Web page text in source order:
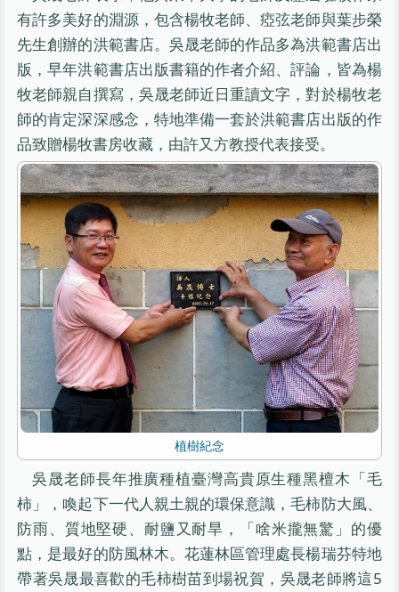
有許多美好的淵源，包含楊牧老師、瘂弦老師與葉步榮
先生創辦的洪範書店。吳晟老師的作品多為洪範書店出
版，早年洪範書店出版書籍的作者介紹、評論，皆為楊
牧老師親自撰寫，吳晟老師近日重讀文字，對於楊牧老
師的肯定深深感念，特地準備一套於洪範書店出版的作
品致贈楊牧書房收藏，由許又方教授代表接受。
植樹紀念
吳晟老師長年推廣種植臺灣高貴原生種黑檀木「毛
柿」，喚起下一代人親土親的環保意識，毛柿防大風、
防雨、質地堅硬、耐鹽又耐旱，「啥米攏無驚」的優
點，是最好的防風林木。花蓮林區管理處長楊瑞芬特地
帶著吳晟最喜歡的毛柿樹苗到場祝賀，吳晟老師將這5